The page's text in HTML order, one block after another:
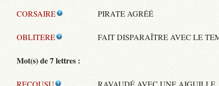
CORSAIRE PIRATE AGRÉÉ
OBLITERE FAIT DISPARAÎTRE AVEC LE
Mot(s) de 7 lettres :
RECOUSU RAVAUDÉ AVEC UNE AIGUILLE